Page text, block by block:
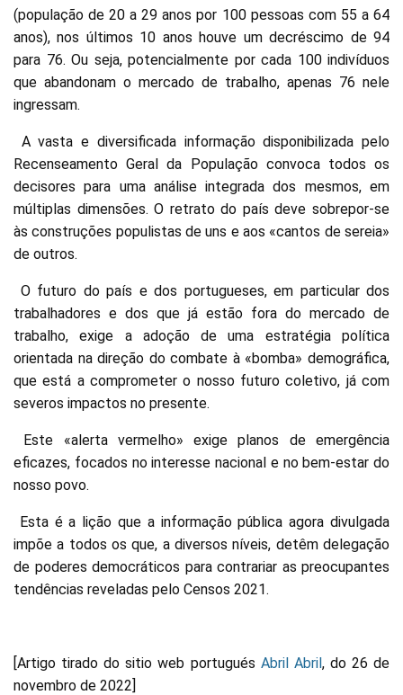
(população de 20 a 29 anos por 100 pessoas com 55 a 64
anos), nos últimos 10 anos houve um decréscimo de 94
para 76. Ou seja, potencialmente por cada 100 indivíduos
que abandonam o mercado de trabalho, apenas 76 nele
ingressam.
A vasta e diversificada informação disponibilizada pelo
Recenseamento Geral da População convoca todos os
decisores para uma análise integrada dos mesmos, em
múltiplas dimensões. O retrato do país deve sobrepor-se
às construções populistas de uns e aos «cantos de sereia»
de outros.
O futuro do país e dos portugueses, em particular dos
trabalhadores e dos que já estão fora do mercado de
trabalho, exige a adoção de uma estratégia política
orientada na direção do combate à «bomba» demográfica,
que está a comprometer o nosso futuro coletivo, já com
severos impactos no presente.
Este «alerta vermelho» exige planos de emergência
eficazes, focados no interesse nacional e no bem-estar do
nosso povo.
Esta é a lição que a informação pública agora divulgada
impõe a todos os que, a diversos níveis, detêm delegação
de poderes democráticos para contrariar as preocupantes
tendências reveladas pelo Censos 2021.
[Artigo tirado do sitio web portugués Abril Abril, do 26 de
novembro de 2022]